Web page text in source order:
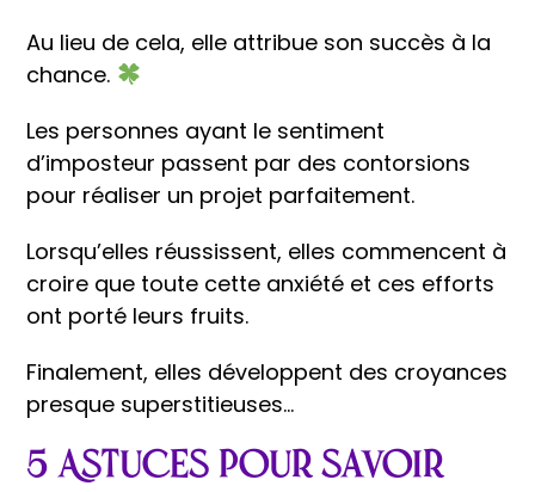
Au lieu de cela, elle attribue son succès à la
chance.
Les personnes ayant le sentiment
d’imposteur passent par des contorsions
pour réaliser un projet parfaitement.
Lorsqu’elles réussissent, elles commencent à
croire que toute cette anxiété et ces efforts
ont porté leurs fruits.
Finalement, elles développent des croyances
presque superstitieuses…
5 Astuces pour savoir